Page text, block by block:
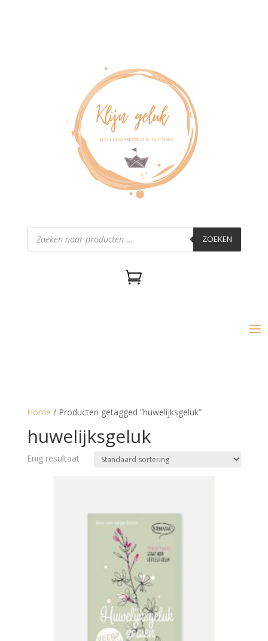
Producten
zoeken ZOEKEN

Home / Producten getagged “huwelijksgeluk”
huwelijksgeluk
Enig resultaat